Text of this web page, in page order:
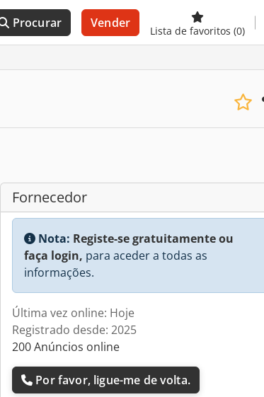
Procurar Vender
Lista de favoritos (0)
Fornecedor
Nota: Registe-se gratuitamente ou
faça login, para aceder a todas as
informações.
Última vez online: Hoje
Registrado desde: 2025
200 Anúncios online
Por favor, ligue-me de volta.